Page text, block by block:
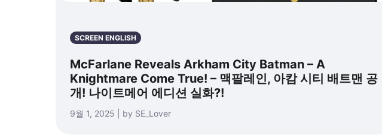
SCREEN ENGLISH
McFarlane Reveals Arkham City Batman – A
Knightmare Come True! – 맥팔레인, 아캄 시티 배트맨 공
개! 나이트메어 에디션 실화?!
9월 1, 2025 | by SE_Lover